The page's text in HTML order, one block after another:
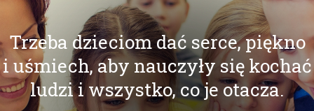
Trzeba dzieciom dać serce, piękno
i uśmiech, aby nauczyły się kochać
ludzi i wszystko, co je otacza.